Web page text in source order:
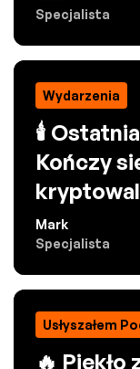
Specjalista
Wydarzenia
🕯️
Kończy
Mark
Specjalista
Usłyszałem
🔥